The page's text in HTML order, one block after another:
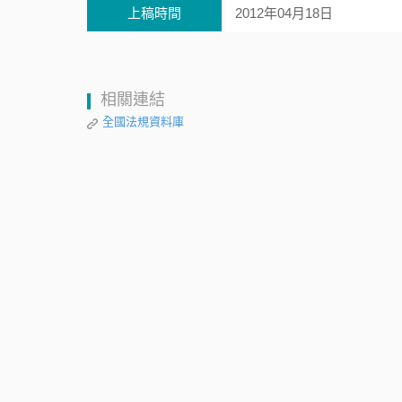
上稿時間 2012年04月18日
相關連結
全國法規資料庫